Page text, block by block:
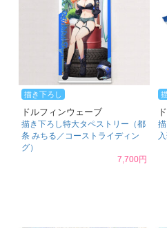
描き下ろし
ドルフィンウェーブ
描き下ろし特大タペストリー（都
条 みちる／コーストライディン
グ）
7,700円